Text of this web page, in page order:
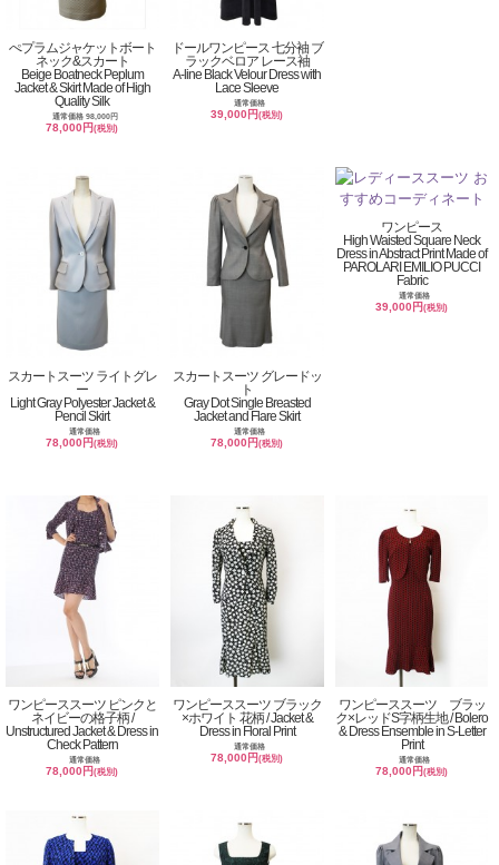
ぺプラムジャケットボート
ネック&スカート
Beige Boatneck Peplum
Jacket & Skirt Made of High
Quality Silk
通常価格 98,000円
78,000円(税別)
ドールワンピース 七分袖 ブ
ラックベロア レース袖
A-line Black Velour Dress with
Lace Sleeve
通常価格
39,000円(税別)
スカートスーツ ライトグレ
ー
Light Gray Polyester Jacket &
Pencil Skirt
通常価格
78,000円(税別)
スカートスーツ グレードッ
ト
Gray Dot Single Breasted
Jacket and Flare Skirt
通常価格
78,000円(税別)
ワンピース
High Waisted Square Neck
Dress in Abstract Print Made of
PAROLARI EMILIO PUCCI
Fabric
通常価格
39,000円(税別)
ワンピーススーツ ピンクと
ネイビーの格子柄 /
Unstructured Jacket & Dress in
Check Pattern
通常価格
78,000円(税別)
ワンピーススーツ ブラック
×ホワイト 花柄 / Jacket &
Dress in Floral Print
通常価格
78,000円(税別)
ワンピーススーツ ブラッ
ク×レッドS字柄生地 / Bolero
& Dress Ensemble in S-Letter
Print
通常価格
78,000円(税別)